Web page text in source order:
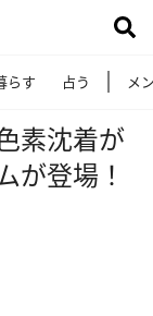
らす 占う メ
素沈着が
が登場！